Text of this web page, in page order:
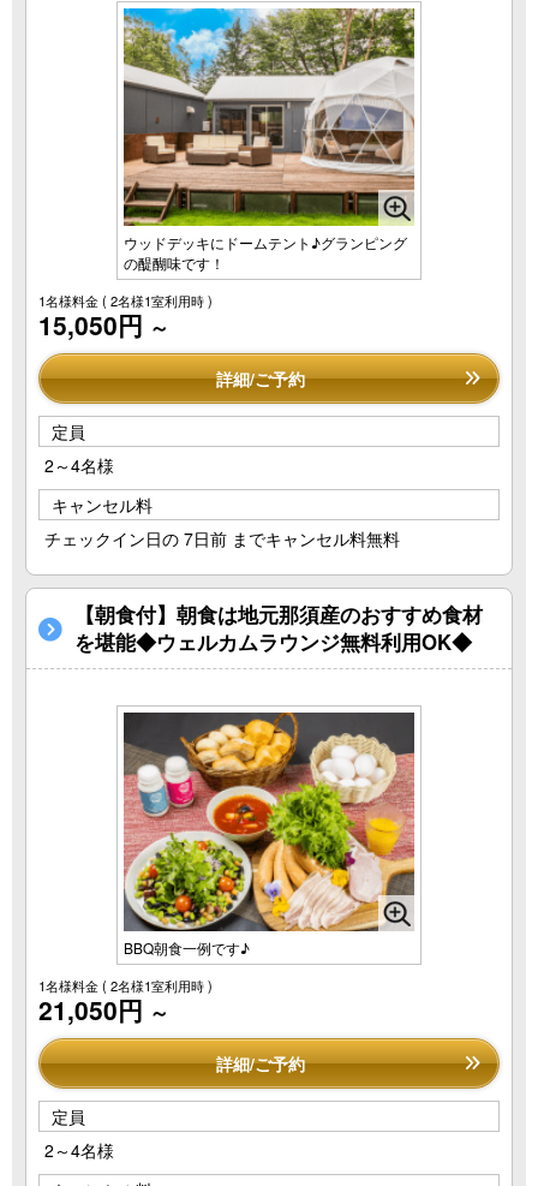
ウッドデッキにドームテント♪グランピング
の醍醐味です！
1名様料金( 2名様1室利用時 )
15,050円 ～
詳細/ご予約
定員
2～4名様
キャンセル料
チェックイン日の 7日前 までキャンセル料無料
【朝食付】朝食は地元那須産のおすすめ食材
を堪能◆ウェルカムラウンジ無料利用OK◆
BBQ朝食一例です♪
1名様料金( 2名様1室利用時 )
21,050円 ～
詳細/ご予約
定員
2～4名様